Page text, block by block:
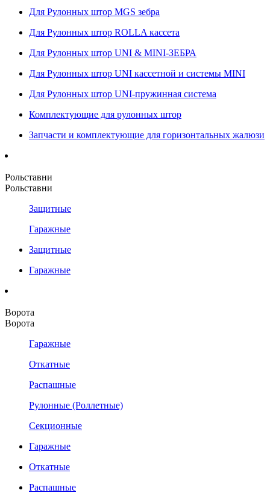
Для Рулонных штор MGS зебра
Для Рулонных штор ROLLA кассета
Для Рулонных штор UNI & MINI-ЗЕБРА
Для Рулонных штор UNI кассетной и системы MINI
Для Рулонных штор UNI-пружинная система
Комплектующие для рулонных штор
Запчасти и комплектующие для горизонтальных жалюзи
Рольставни
Рольставни
Защитные
Гаражные
Защитные
Гаражные
Ворота
Ворота
Гаражные
Откатные
Распашные
Рулонные (Роллетные)
Секционные
Гаражные
Откатные
Распашные